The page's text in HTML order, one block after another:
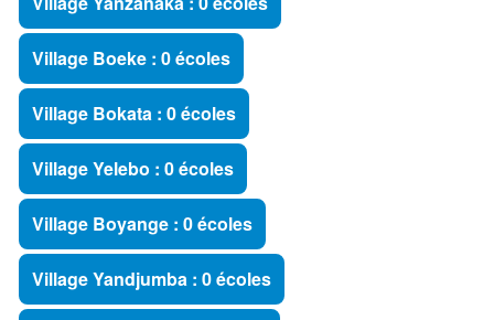
Village Boeke : 0 écoles
Village Bokata : 0 écoles
Village Yelebo : 0 écoles
Village Boyange : 0 écoles
Village Yandjumba : 0 écoles